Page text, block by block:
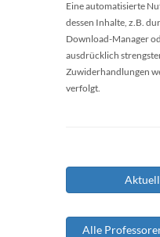
Eine automatisierte
dessen Inhalte, z.B.
Download-Manager
ausdrücklich
Zuwiderhandlungen
verfolgt.
Alle